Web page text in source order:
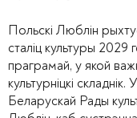
Польскі Люблін
сталіц культуры
праграмай, у якой
культурніцкі
Беларускай Рады